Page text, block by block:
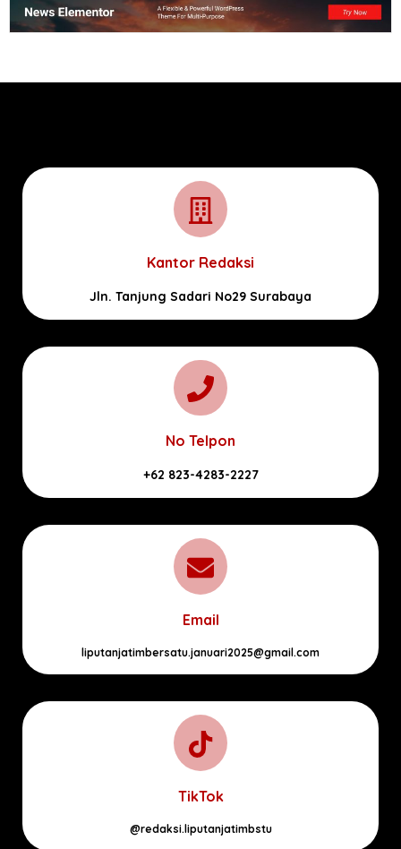
Kantor Redaksi
Jln. Tanjung Sadari No29 Surabaya
No Telpon
+62 823-4283-2227
Email
liputanjatimbersatu.januari2025@gmail.com
TikTok
@redaksi.liputanjatimbstu